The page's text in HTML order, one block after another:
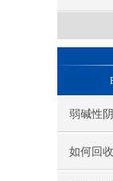
弱碱性
点
如何回